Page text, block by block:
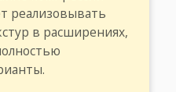
реализовывать
в расширениях,